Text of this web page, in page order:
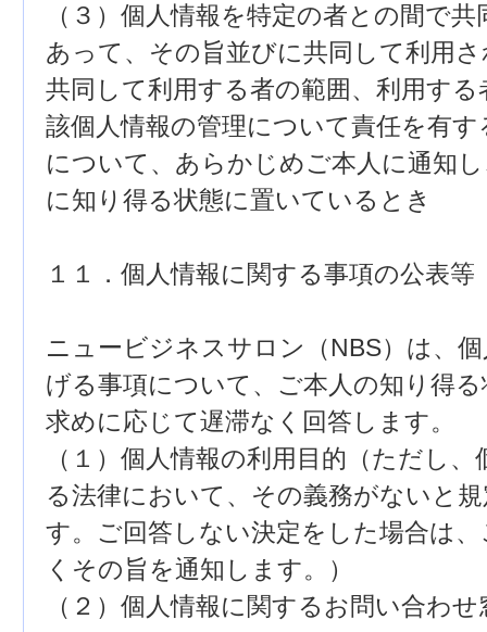
（３）個人情報を特定の者との間で
あって、その旨並びに共同して利用
共同して利用する者の範囲、利用す
該個人情報の管理について責任を有
について、あらかじめご本人に通知
に知り得る状態に置いているとき
１１．個人情報に関する事項の公表等
ニュービジネスサロン（NBS）は、
げる事項について、ご本人の知り得
求めに応じて遅滞なく回答します。
（１）個人情報の利用目的（ただし
る法律において、その義務がないと
す。ご回答しない決定をした場合は
くその旨を通知します。）
（２）個人情報に関するお問い合わせ